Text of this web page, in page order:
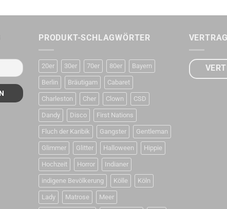
PRODUKT-SCHLAGWÖRTER
20er 30er 70er 80er Bayern
Berlin Bräutigam Cabaret
Charleston Cher Clown CSD
Dandy Disco First Nations
Fluch der Karibik Gangster Gentleman
Glimmer Glitter Halloween Hippie
Hochzeit Horror Indianer
indigene Bevölkerung Kölle Köln
Lady Matrose Meer